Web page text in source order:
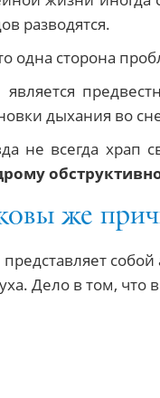
разводятся.
одна сторона
является
дыхания во
не всегда храп
же
представляет
Дело в том,